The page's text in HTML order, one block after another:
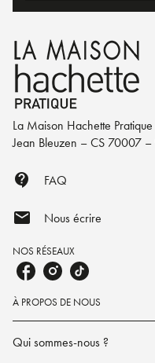
La Maison Hachette
Jean Bleuzen – CS 70007 –
contact_support FAQ
mail Nous écrire
NOS RÉSEAUX
À PROPOS DE NOUS
Qui sommes-nous ?